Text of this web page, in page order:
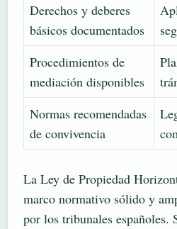
Derechos y deberes
básicos documentados
Procedimientos de
mediación disponibles
Normas recomendadas
de convivencia
La Ley de Propiedad
marco normativo sólido y
por los tribunales españoles.